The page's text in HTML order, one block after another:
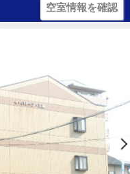
空室情報を確認